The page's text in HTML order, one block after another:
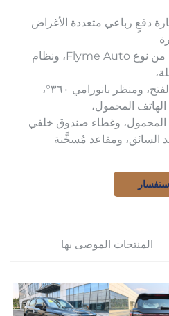
يويه إل ٢٠٢٦، سيارة دفعٍ رباعي متعددة الأغراض
التجهيزات: قمرة قيادة ذكية من نوع Flyme Auto، ونظام
سقف بانورامي مع وظيفة الفتح، ومنظر بانورامي ٣٦٠°،
المحمول،
وغطاء صندوق خلفي
السائق، ومقاعد مُسخَّنة
المنتجات الموصى بها